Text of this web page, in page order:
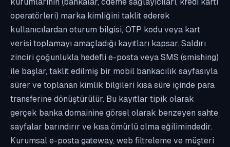
operatörleri) marka kimliğini taklit ederek
kullanıcılardan oturum bilgisi, OTP kodu veya kart
verisi toplamayı amaçladığı kayıtları kapsar. Saldırı
zinciri çoğunlukla hedefli e-posta veya SMS (smishing)
ile başlar, taklit edilmiş bir mobil bankacılık sayfasıyla
sürer ve toplanan kimlik bilgileri kısa süre içinde para
transferine dönüştürülür. Bu kayıtlar tipik olarak
gerçek banka domainine görsel olarak benzeyen sahte
sayfalar barındırır ve kısa ömürlü olma eğilimindedir.
Kurumsal e-posta gateway, web filtreleme ve müşteri